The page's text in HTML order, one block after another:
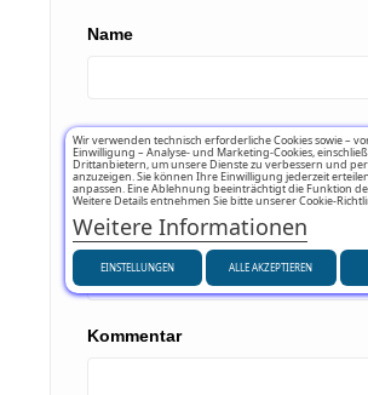
Name
E-mail
Betreff
Kommentar
Wir verwenden technisch erforderliche Cookies sowie –
Einwilligung – Analyse- und Marketing-Cookies,
Drittanbietern, um unsere Dienste zu verbessern und
anzuzeigen. Sie können Ihre Einwilligung jederzeit
anpassen. Eine Ablehnung beeinträchtigt die Funktion
Weitere Details entnehmen Sie bitte unserer Cookie-
Weitere Informationen
EINSTELLUNGEN ALLE AKZEPTIEREN